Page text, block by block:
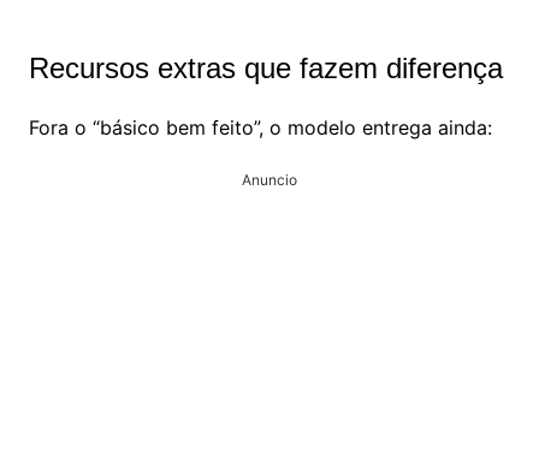
Recursos extras que fazem diferença
Fora o “básico bem feito”, o modelo entrega ainda:
Anuncio